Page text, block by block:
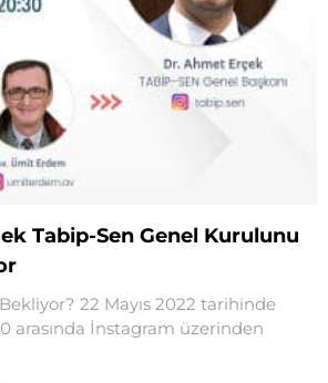
Tabip-Sen Genel Kurulunu
22 Mayıs 2022 tarihinde
arasında İnstagram üzerinden